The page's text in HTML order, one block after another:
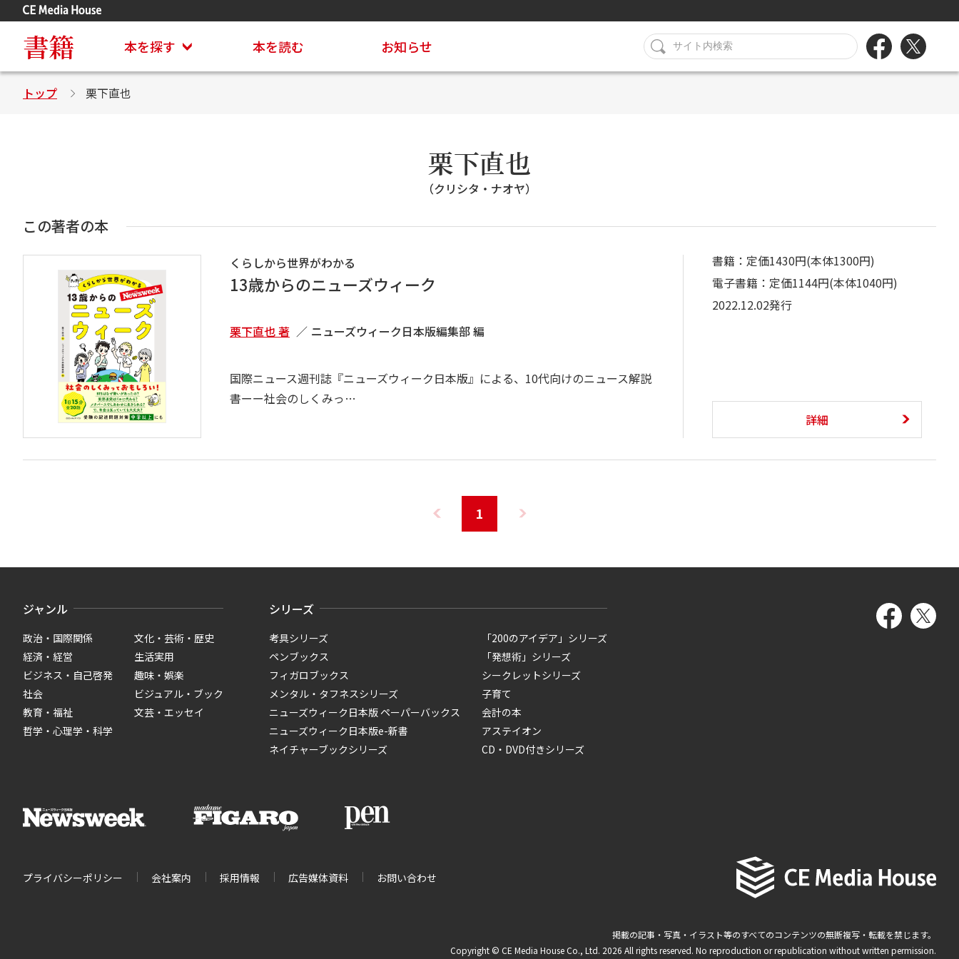
書籍 本を探す 本を読む お知らせ
トップ 栗下直也
栗下直也
（クリシタ・ナオヤ）
この著者の本
くらしから世界がわかる
13歳からのニューズウィーク
栗下直也 著 ニューズウィーク日本版編集部 編
国際ニュース週刊誌『ニューズウィーク日本版』による、10代向けのニュース解説
書ーー社会のしくみっ…
書籍：定価1430円(本体1300円)
電子書籍：定価1144円(本体1040円)
2022.12.02発行
詳細
1
ジャンル
政治・国際関係
経済・経営
ビジネス・自己啓発
社会
教育・福祉
哲学・心理学・科学
文化・芸術・歴史
生活実用
趣味・娯楽
ビジュアル・ブック
文芸・エッセイ
シリーズ
考具シリーズ
ペンブックス
フィガロブックス
メンタル・タフネスシリーズ
ニューズウィーク日本版 ペーパーバックス
ニューズウィーク日本版e-新書
ネイチャーブックシリーズ
「200のアイデア」シリーズ
「発想術」シリーズ
シークレットシリーズ
子育て
会計の本
アステイオン
CD・DVD付きシリーズ
プライバシーポリシー 会社案内 採用情報 広告媒体資料 お問い合わせ
掲載の記事・写真・イラスト等のすべてのコンテンツの無断複写・転載を禁じます。
Copyright © CE Media House Co., Ltd. 2026 All rights reserved. No reproduction or republication without written permission.